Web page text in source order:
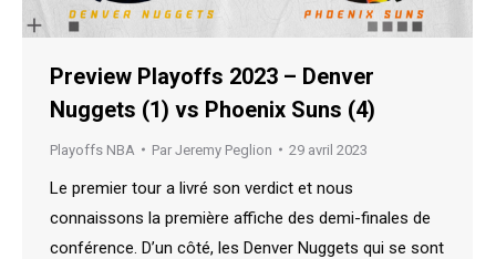
Preview Playoffs 2023 – Denver
Nuggets (1) vs Phoenix Suns (4)
Playoffs NBA Par Jeremy Peglion 29 avril 2023
Le premier tour a livré son verdict et nous
connaissons la première affiche des demi-finales de
conférence. D’un côté, les Denver Nuggets qui se sont